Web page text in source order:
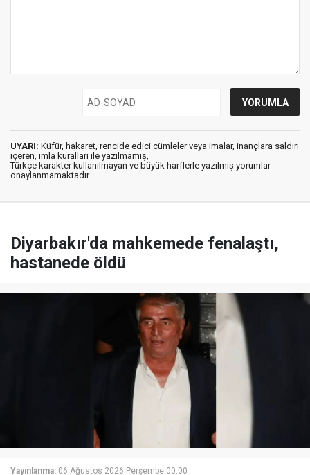
UYARI: Küfür, hakaret, rencide edici cümleler veya imalar, inançlara saldırı
içeren, imla kuralları ile yazılmamış,
Türkçe karakter kullanılmayan ve büyük harflerle yazılmış yorumlar
onaylanmamaktadır.
Diyarbakır'da mahkemede fenalaştı,
hastanede öldü
Yayınlanma: 06 Ağustos 2026 Perşembe 00:00